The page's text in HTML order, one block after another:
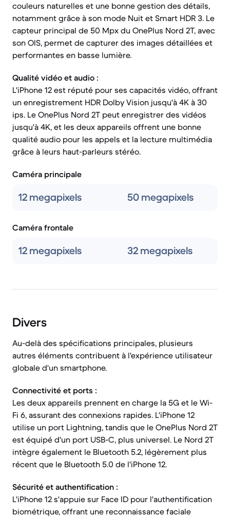
couleurs naturelles et une bonne gestion des détails,
notamment grâce à son mode Nuit et Smart HDR 3. Le
capteur principal de 50 Mpx du OnePlus Nord 2T, avec
son OIS, permet de capturer des images détaillées et
performantes en basse lumière.
Qualité vidéo et audio :
L'iPhone 12 est réputé pour ses capacités vidéo, offrant
un enregistrement HDR Dolby Vision jusqu'à 4K à 30
ips. Le OnePlus Nord 2T peut enregistrer des vidéos
jusqu'à 4K, et les deux appareils offrent une bonne
qualité audio pour les appels et la lecture multimédia
grâce à leurs haut-parleurs stéréo.
Caméra principale
12 megapixels 50 megapixels
Caméra frontale
12 megapixels 32 megapixels
Divers
Au-delà des spécifications principales, plusieurs
autres éléments contribuent à l'expérience utilisateur
globale d'un smartphone.
Connectivité et ports :
Les deux appareils prennent en charge la 5G et le Wi-
Fi 6, assurant des connexions rapides. L'iPhone 12
utilise un port Lightning, tandis que le OnePlus Nord 2T
est équipé d'un port USB-C, plus universel. Le Nord 2T
intègre également le Bluetooth 5.2, légèrement plus
récent que le Bluetooth 5.0 de l'iPhone 12.
Sécurité et authentification :
L'iPhone 12 s'appuie sur Face ID pour l'authentification
biométrique, offrant une reconnaissance faciale